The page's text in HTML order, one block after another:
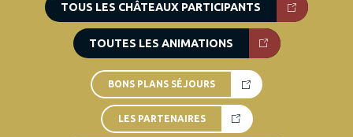
TOUS LES CHÂTEAUX PARTICIPANTS
TOUTES LES ANIMATIONS
BONS PLANS SÉJOURS
LES PARTENAIRES